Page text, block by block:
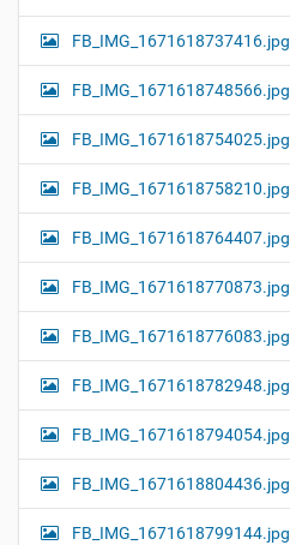
FB_IMG_1671618737416.jpg
FB_IMG_1671618748566.jpg
FB_IMG_1671618754025.jpg
FB_IMG_1671618758210.jpg
FB_IMG_1671618764407.jpg
FB_IMG_1671618770873.jpg
FB_IMG_1671618776083.jpg
FB_IMG_1671618782948.jpg
FB_IMG_1671618794054.jpg
FB_IMG_1671618804436.jpg
FB_IMG_1671618799144.jpg